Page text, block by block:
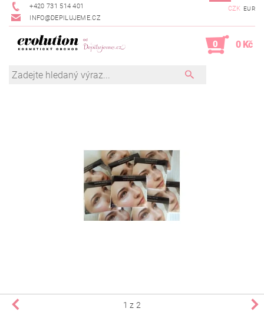
+420 731 514 401
INFO@DEPILUJEME.CZ
CZK EUR
0 0 Kč
1 z 2